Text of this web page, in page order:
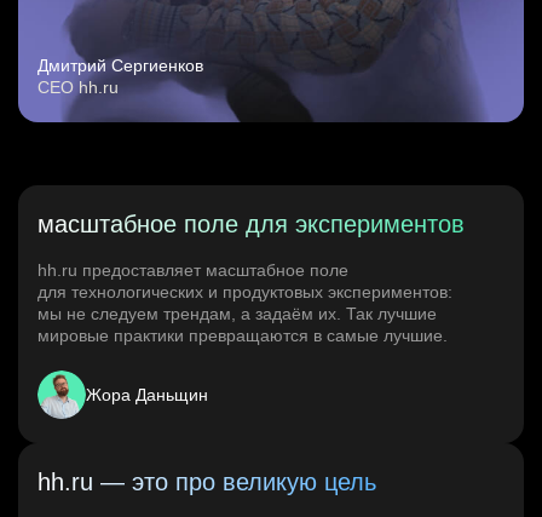
Дмитрий Сергиенков
CEO hh.ru
масштабное поле для экспериментов
hh.ru предоставляет масштабное поле
для технологических и продуктовых экспериментов:
мы не следуем трендам, а задаём их. Так лучшие
мировые практики превращаются в самые лучшие.
Жора Даньщин
hh.ru — это про великую цель